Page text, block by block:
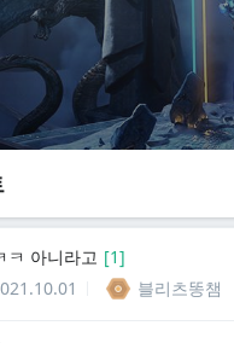
ㅋ 아니라고 [1]
블리츠똥챔